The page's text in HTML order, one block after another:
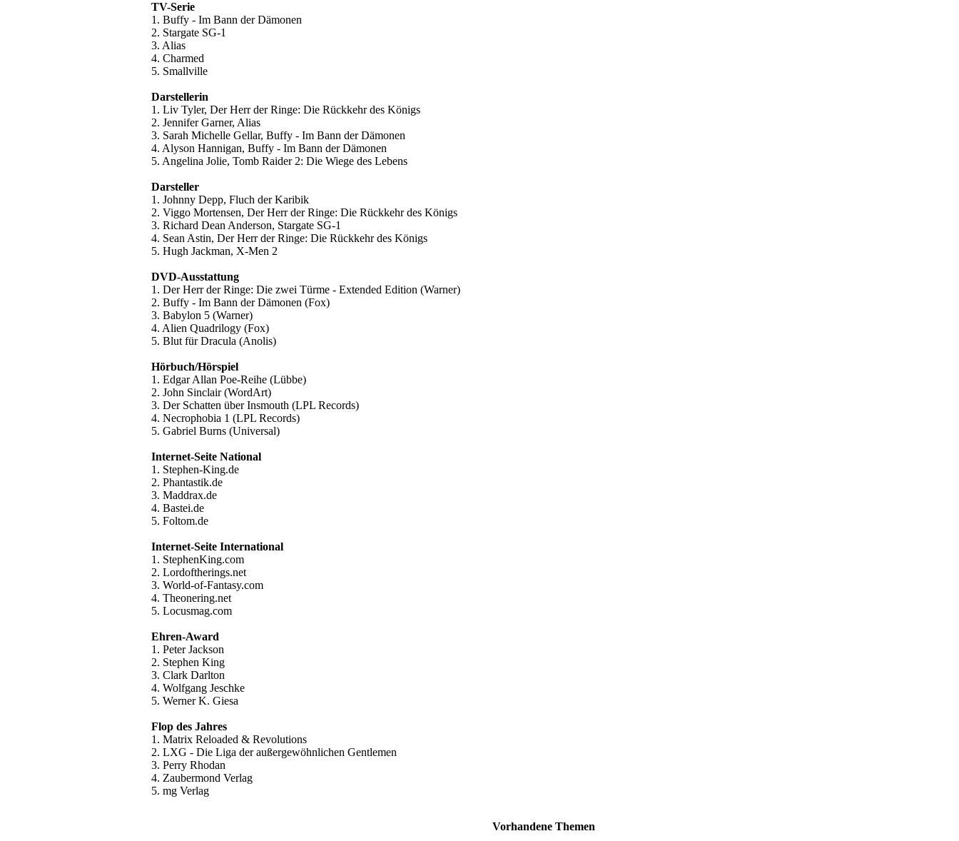
TV-Serie
1. Buffy - Im Bann der Dämonen
2. Stargate SG-1
3. Alias
4. Charmed
5. Smallville
Darstellerin
1. Liv Tyler, Der Herr der Ringe: Die Rückkehr des Königs
2. Jennifer Garner, Alias
3. Sarah Michelle Gellar, Buffy - Im Bann der Dämonen
4. Alyson Hannigan, Buffy - Im Bann der Dämonen
5. Angelina Jolie, Tomb Raider 2: Die Wiege des Lebens
Darsteller
1. Johnny Depp, Fluch der Karibik
2. Viggo Mortensen, Der Herr der Ringe: Die Rückkehr des Königs
3. Richard Dean Anderson, Stargate SG-1
4. Sean Astin, Der Herr der Ringe: Die Rückkehr des Königs
5. Hugh Jackman, X-Men 2
DVD-Ausstattung
1. Der Herr der Ringe: Die zwei Türme - Extended Edition (Warner)
2. Buffy - Im Bann der Dämonen (Fox)
3. Babylon 5 (Warner)
4. Alien Quadrilogy (Fox)
5. Blut für Dracula (Anolis)
Hörbuch/Hörspiel
1. Edgar Allan Poe-Reihe (Lübbe)
2. John Sinclair (WordArt)
3. Der Schatten über Insmouth (LPL Records)
4. Necrophobia 1 (LPL Records)
5. Gabriel Burns (Universal)
Internet-Seite National
1. Stephen-King.de
2. Phantastik.de
3. Maddrax.de
4. Bastei.de
5. Foltom.de
Internet-Seite International
1. StephenKing.com
2. Lordoftherings.net
3. World-of-Fantasy.com
4. Theonering.net
5. Locusmag.com
Ehren-Award
1. Peter Jackson
2. Stephen King
3. Clark Darlton
4. Wolfgang Jeschke
5. Werner K. Giesa
Flop des Jahres
1. Matrix Reloaded & Revolutions
2. LXG - Die Liga der außergewöhnlichen Gentlemen
3. Perry Rhodan
4. Zaubermond Verlag
5. mg Verlag
Vorhandene Themen